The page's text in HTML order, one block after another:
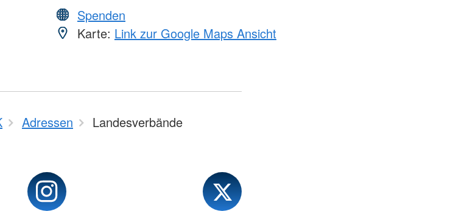
Spenden
Karte: Link zur Google Maps Ansicht
Adressen Landesverbände